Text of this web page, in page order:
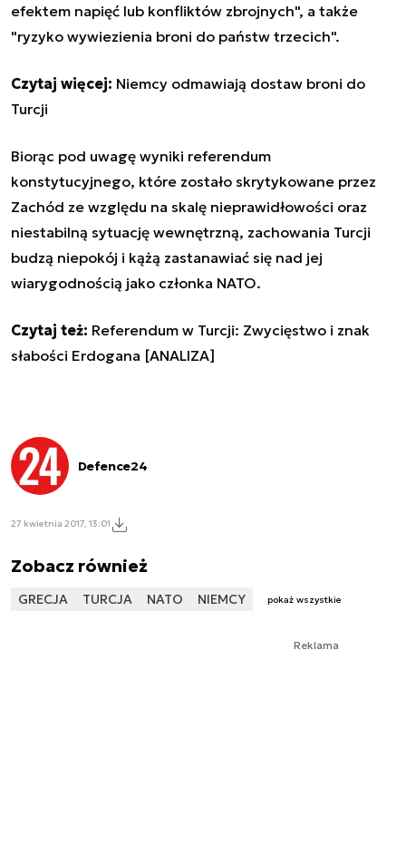
efektem napięć lub konfliktów zbrojnych", a także
"ryzyko wywiezienia broni do państw trzecich".
Czytaj więcej: Niemcy odmawiają dostaw broni do
Turcji
Biorąc pod uwagę wyniki referendum
konstytucyjnego, które zostało skrytykowane przez
Zachód ze względu na skalę nieprawidłowości oraz
niestabilną sytuację wewnętrzną, zachowania Turcji
budzą niepokój i kążą zastanawiać się nad jej
wiarygodnością jako członka NATO.
Czytaj też: Referendum w Turcji: Zwycięstwo i znak
słabości Erdogana [ANALIZA]
Defence24
27 kwietnia 2017, 13:01
Zobacz również
GRECJA TURCJA NATO NIEMCY pokaż wszystkie
Reklama